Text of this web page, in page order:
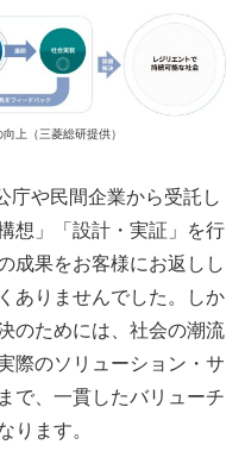
上（三菱総研提供）
や民間企業から受託し
想」「設計・実証」を行
成果をお客様にお返しし
ありませんでした。しか
のためには、社会の潮流
際のソリューション・サ
で、一貫したバリューチ
ます。